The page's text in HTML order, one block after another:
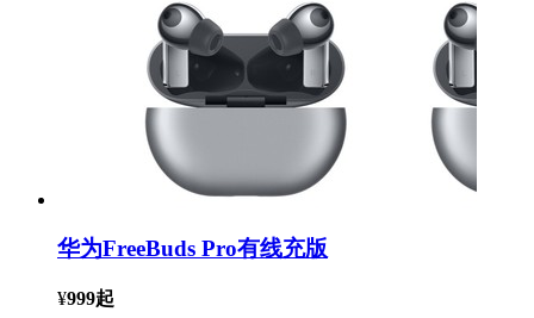
华为FreeBuds Pro有线充版
¥999起